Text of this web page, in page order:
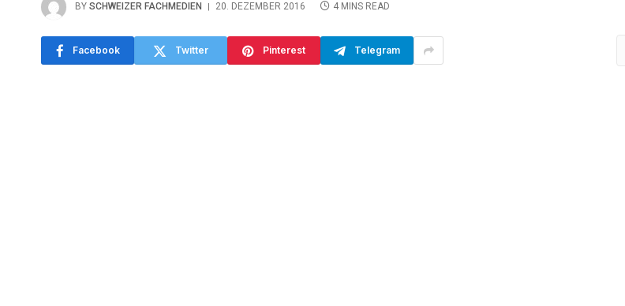
BY SCHWEIZER FACHMEDIEN 20. DEZEMBER 2016 4 MINS READ
Facebook Twitter Pinterest Telegram